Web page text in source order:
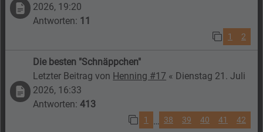
2026, 19:20
Antworten: 11
1 2
Die besten "Schnäppchen"
Letzter Beitrag von Henning #17 « Dienstag 21. Juli
2026, 16:33
Antworten:413
1 … 38 39 40 41 42